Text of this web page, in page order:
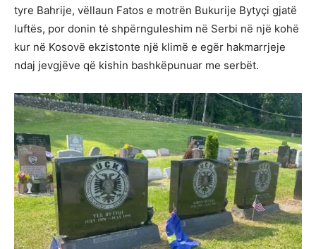
tyre Bahrije, vëllaun Fatos e motrën Bukurije Bytyçi gjatë
luftës, por donin tė shpërnguleshim në Serbi në një kohë
kur në Kosovë ekzistonte një klimë e egër hakmarrjeje
ndaj jevgjëve që kishin bashkëpunuar me serbët.